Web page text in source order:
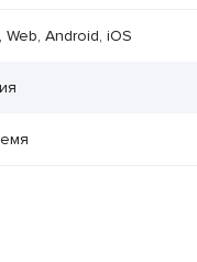
Web, Android, iOS